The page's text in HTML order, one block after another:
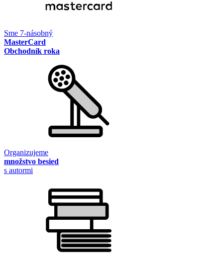
Sme 7-násobný
MasterCard
Obchodník roka
Organizujeme
množstvo besied
s autormi